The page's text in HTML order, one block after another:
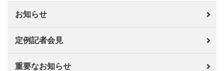
お知らせ
定例記者会見
重要なお知らせ